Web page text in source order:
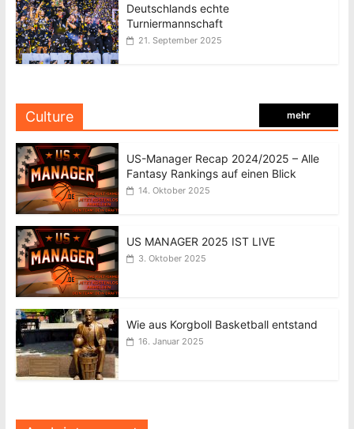
Deutschlands echte
Turniermannschaft
21. September 2025
Culture mehr
US-Manager Recap 2024/2025 – Alle
Fantasy Rankings auf einen Blick
14. Oktober 2025
US MANAGER 2025 IST LIVE
3. Oktober 2025
Wie aus Korgboll Basketball entstand
16. Januar 2025